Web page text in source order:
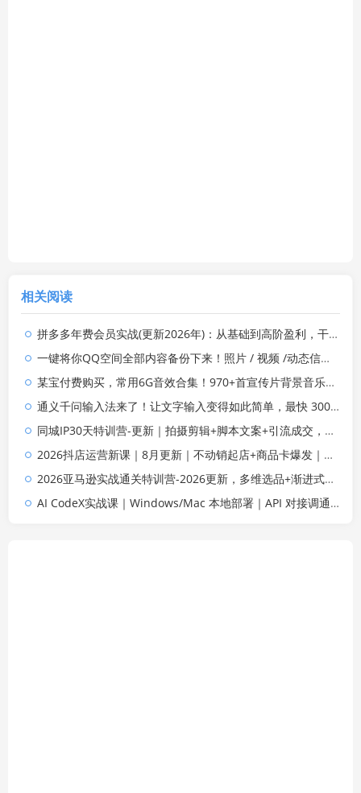
相关阅读
拼多多年费会员实战(更新2026年)：从基础到高阶盈利，干货拉满，帮你建立稳定盈利运营知识体系
一键将你QQ空间全部内容备份下来！照片 / 视频 /动态信息全存本地，Github最新开源项目 QzoneArchive
某宝付费购买，常用6G音效合集！970+首宣传片背景音乐，无版权可商用大气素材，分类清晰，高质量内容
通义千问输入法来了！让文字输入变得如此简单，最快 300 字/分，AI 自动润色，说话秒变工整文字
同城IP30天特训营-更新｜拍摄剪辑+脚本文案+引流成交，打爆本地流量提升门店业绩实操教学
2026抖店运营新课｜8月更新｜不动销起店+商品卡爆发｜达人玩法+店群批量复制｜轻松玩转抖音小店全域流量
2026亚马逊实战通关特训营-2026更新，多维选品+渐进式打法+AI应用，从0到1打造盈利店铺
AI CodeX实战课｜Windows/Mac 本地部署｜API 对接调通｜Skill 自制｜漫剧剪辑｜网站 VR 项目｜AI项目落地全教程